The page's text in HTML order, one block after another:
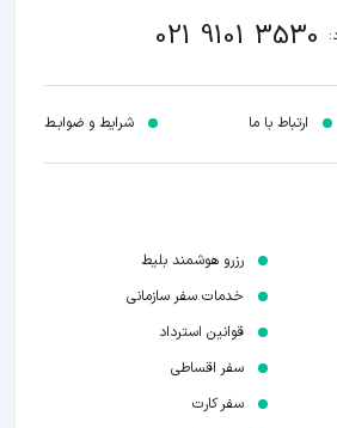
021 9101 3530
ارتباط با ما شرایط و ضوابـط
رزرو هوشمند بلیط
خدمات سفر سازمانی
قوانین استرداد
سفر اقساطی
سفر کارت